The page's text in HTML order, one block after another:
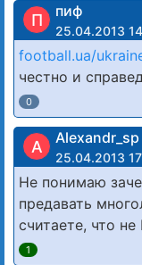
П пиф
25.04.2013
football.ua/
честно и
0
A Alexandr_sp
25.04.2013
Не понимаю
предавать
считаете, что
1